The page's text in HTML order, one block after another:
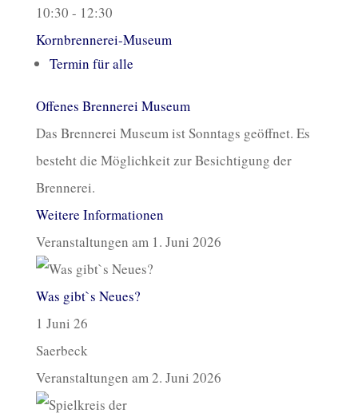
10:30 - 12:30
Kornbrennerei-Museum
Termin für alle
Offenes Brennerei Museum
Das Brennerei Museum ist Sonntags geöffnet. Es
besteht die Möglichkeit zur Besichtigung der
Brennerei.
Weitere Informationen
Veranstaltungen am 1. Juni 2026
Was gibt`s Neues?
1 Juni 26
Saerbeck
Veranstaltungen am 2. Juni 2026